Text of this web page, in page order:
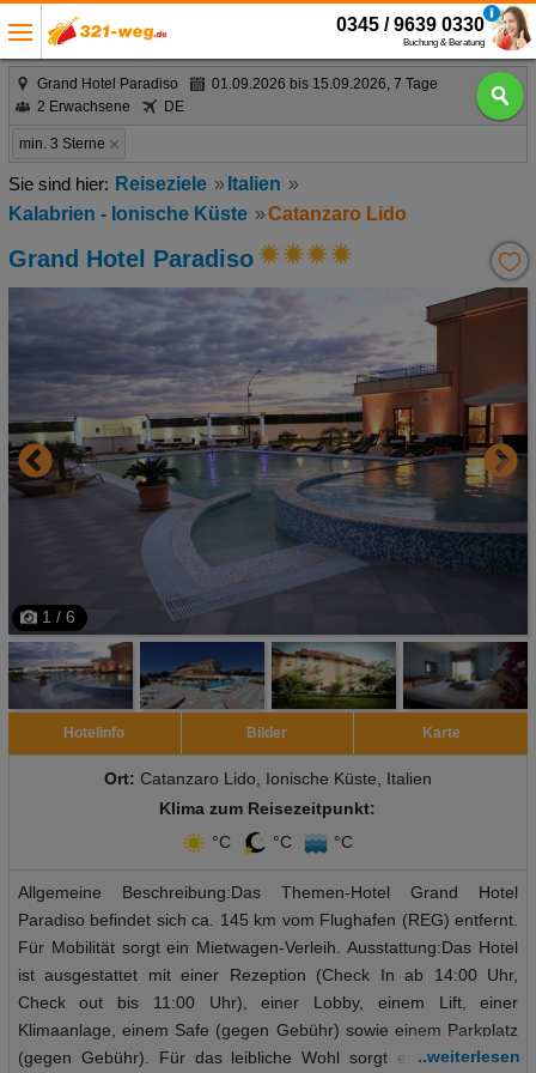
0345 / 9639 0330
Buchung & Beratung
Grand Hotel Paradiso
01.09.2026 bis 15.09.2026, 7 Tage
2 Erwachsene
DE
min. 3 Sterne
Reiseziele
Italien
Kalabrien - Ionische Küste
Catanzaro Lido
Grand Hotel Paradiso
1 / 6
Hotelinfo Bilder Karte
Ort: Catanzaro Lido, Ionische Küste, Italien
Klima zum Reisezeitpunkt:
°C
°C °C
Allgemeine Beschreibung:Das Themen-Hotel Grand Hotel
Paradiso befindet sich ca. 145 km vom Flughafen (REG) entfernt.
Für Mobilität sorgt ein Mietwagen-Verleih. Ausstattung:Das Hotel
ist ausgestattet mit einer Rezeption (Check In ab 14:00 Uhr,
Check out bis 11:00 Uhr), einer Lobby, einem Lift, einer
Klimaanlage, einem Safe (gegen Gebühr) sowie einem Parkplatz
(gegen Gebühr). Für das leibliche Wohl sorgt ein Restaurant.
..weiterlesen